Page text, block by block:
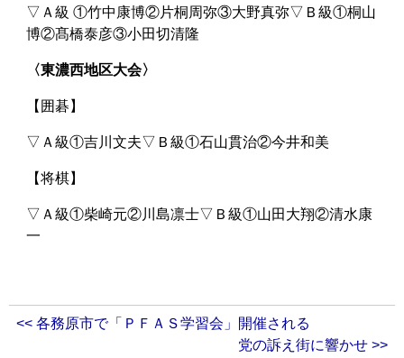
▽Ａ級 ①竹中康博②片桐周弥③大野真弥▽Ｂ級①桐山
博②髙橋泰彦③小田切清隆
〈東濃西地区大会〉
【囲碁】
▽Ａ級①吉川文夫▽Ｂ級①石山貫治②今井和美
【将棋】
▽Ａ級①柴崎元②川島凛士▽Ｂ級①山田大翔②清水康
一
<< 各務原市で「ＰＦＡＳ学習会」開催される
党の訴え街に響かせ >>